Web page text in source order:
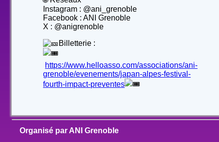
Instagram : @ani_grenoble
Facebook : ANI Grenoble
X : @anigrenoble
Billetterie :
https://www.helloasso.com/associations/ani-
grenoble/evenements/japan-alpes-festival-
fourth-impact-preventes
Organisé par ANI Grenoble